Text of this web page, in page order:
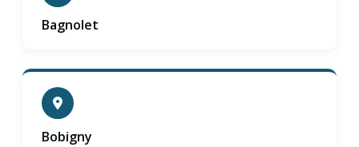
Bagnolet
Bobigny